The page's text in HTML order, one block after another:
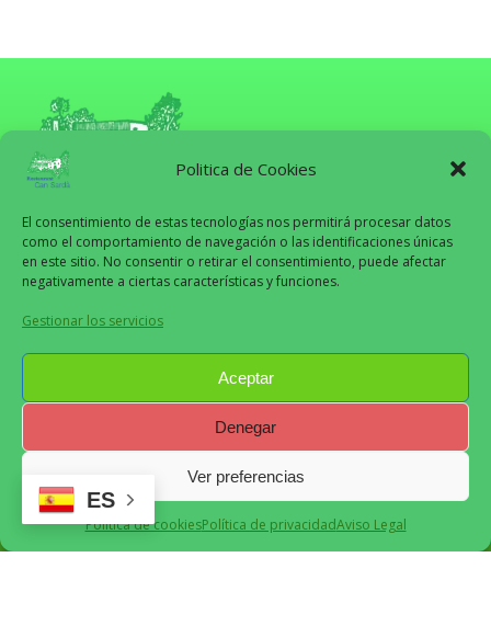
Politica de Cookies
El consentimiento de estas tecnologías nos permitirá procesar datos
como el comportamiento de navegación o las identificaciones únicas
en este sitio. No consentir o retirar el consentimiento, puede afectar
negativamente a ciertas características y funciones.
Gestionar los servicios
Aceptar
Denegar
Ver preferencias
Política de cookiesPolítica de privacidadAviso Legal
Aviso Legal
Can Sardà
2024
Recomendado
ES